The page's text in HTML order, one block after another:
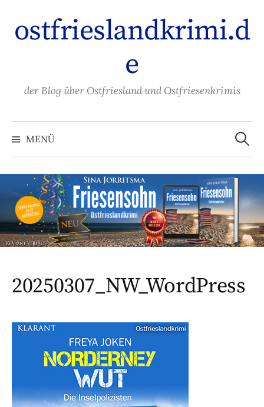
Inhalt
überspringen
ostfrieslandkrimi.d
e
der Blog über Ostfriesland und Ostfriesenkrimis
MENÜ
Suchen
nach:
20250307_NW_WordPress